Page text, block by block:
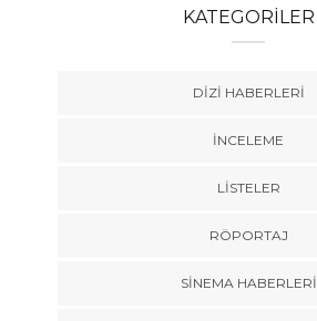
KATEGORILER
DIZI HABERLERI
İNCELEME
LISTELER
RÖPORTAJ
SINEMA HABERLERI